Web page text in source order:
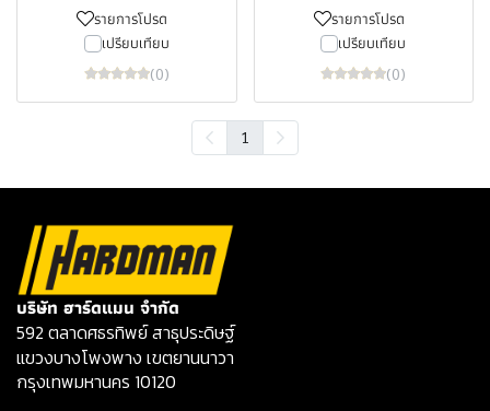
รายการโปรด
เปรียบเทียบ
(0)
รายการโปรด
เปรียบเทียบ
(0)
1
บริษัท ฮาร์ดแมน จำกัด
592 ตลาดศธรทิพย์ สาธุประดิษฐ์
แขวงบางโพงพาง เขตยานนาวา
กรุงเทพมหานคร 10120